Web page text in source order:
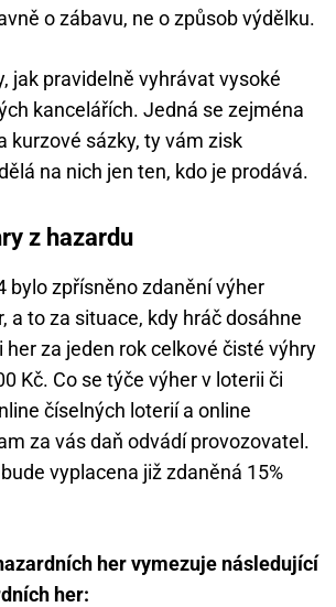
o zábavu, ne o způsob výdělku.
jak pravidelně vyhrávat vysoké
kancelářích. Jedná se zejména
kurzové sázky, ty vám zisk
na nich jen ten, kdo je prodává.
z hazardu
bylo zpřísněno zdanění výher
a to za situace, kdy hráč dosáhne
her za jeden rok celkové čisté výhry
Kč. Co se týče výher v loterii či
číselných loterií a online
za vás daň odvádí provozovatel.
vyplacena již zdaněná 15%
her vymezuje následující
her: